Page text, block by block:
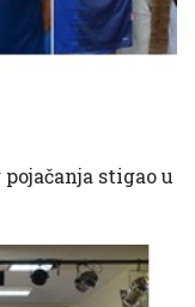
stigao u